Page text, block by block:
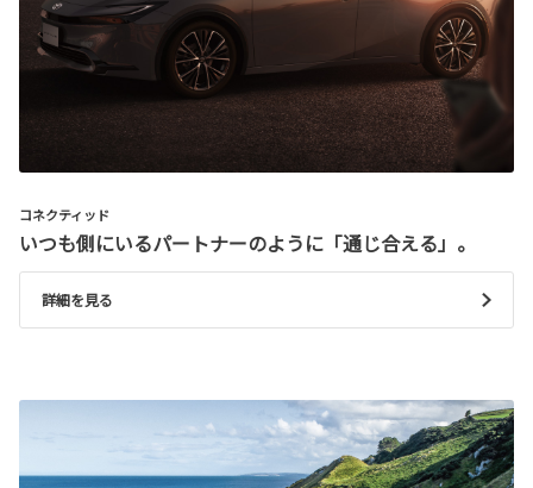
コネクティッド
いつも側にいるパートナーのように「通じ合える」。
詳細を見る